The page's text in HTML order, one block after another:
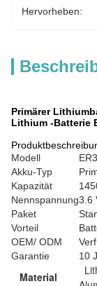
Hervorheben:
Primärer
Lithium -Batterie
Modell
Akku-Typ
Kapazität
Nennspannung3.6
Paket
Vorteil
OEM/ ODM
Garantie
10
Material